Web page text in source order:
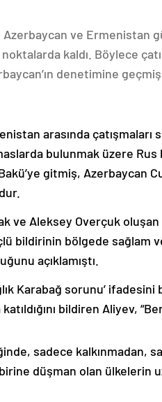
ve Ermenistan
kaldı. Böylece
denetimine geçmiş
arasında çatışmaları
bulunmak üzere
gitmiş, Azerbaycan
ve Aleksey Overçuk
bildirinin bölgede sağlam
açıklamıştı.
Karabağ sorunu’
bildiren Aliyev,
sadece kalkınmadan,
düşman olan ülkelerin